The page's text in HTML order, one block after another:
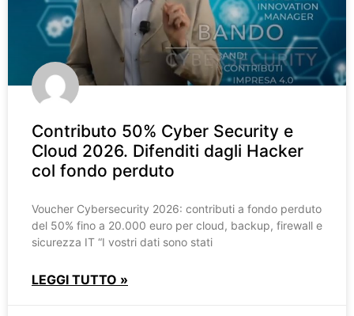
Contributo 50% Cyber Security e
Cloud 2026. Difenditi dagli Hacker
col fondo perduto
Voucher Cybersecurity 2026: contributi a fondo perduto
del 50% fino a 20.000 euro per cloud, backup, firewall e
sicurezza IT “I vostri dati sono stati
LEGGI TUTTO »